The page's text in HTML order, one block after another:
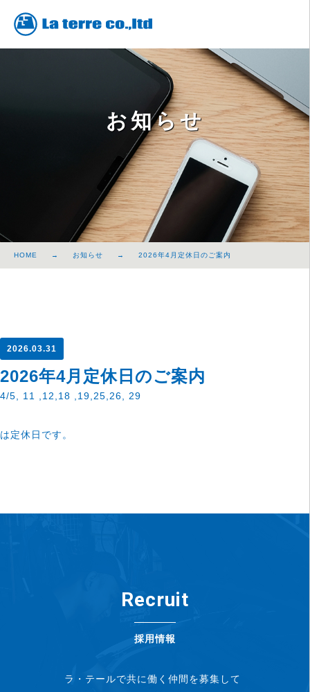
お知らせ
HOME お知らせ 2026年4月定休日のご案内
2026.03.31
2026年4月定休日のご案内
4/5, 11 ,12,18 ,19,25,26, 29
は定休日です。
Recruit
採用情報
ラ・テールで共に働く仲間を募集して